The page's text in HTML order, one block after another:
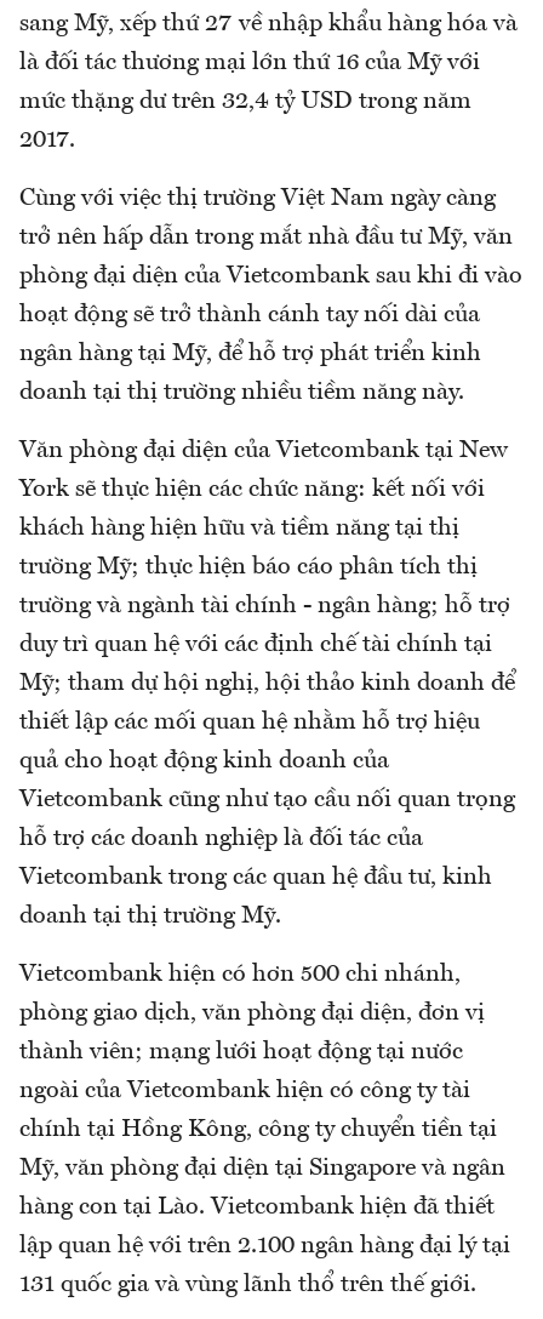
sang Mỹ, xếp thứ 27 về nhập khẩu hàng hóa và
là đối tác thương mại lớn thứ 16 của Mỹ với
mức thặng dư trên 32,4 tỷ USD trong năm
2017.
Cùng với việc thị trường Việt Nam ngày càng
trở nên hấp dẫn trong mắt nhà đầu tư Mỹ, văn
phòng đại diện của Vietcombank sau khi đi vào
hoạt động sẽ trở thành cánh tay nối dài của
ngân hàng tại Mỹ, để hỗ trợ phát triển kinh
doanh tại thị trường nhiều tiềm năng này.
Văn phòng đại diện của Vietcombank tại New
York sẽ thực hiện các chức năng: kết nối với
khách hàng hiện hữu và tiềm năng tại thị
trường Mỹ; thực hiện báo cáo phân tích thị
trường và ngành tài chính - ngân hàng; hỗ trợ
duy trì quan hệ với các định chế tài chính tại
Mỹ; tham dự hội nghị, hội thảo kinh doanh để
thiết lập các mối quan hệ nhằm hỗ trợ hiệu
quả cho hoạt động kinh doanh của
Vietcombank cũng như tạo cầu nối quan trọng
hỗ trợ các doanh nghiệp là đối tác của
Vietcombank trong các quan hệ đầu tư, kinh
doanh tại thị trường Mỹ.
Vietcombank hiện có hơn 500 chi nhánh,
phòng giao dịch, văn phòng đại diện, đơn vị
thành viên; mạng lưới hoạt động tại nước
ngoài của Vietcombank hiện có công ty tài
chính tại Hồng Kông, công ty chuyển tiền tại
Mỹ, văn phòng đại diện tại Singapore và ngân
hàng con tại Lào. Vietcombank hiện đã thiết
lập quan hệ với trên 2.100 ngân hàng đại lý tại
131 quốc gia và vùng lãnh thổ trên thế giới.